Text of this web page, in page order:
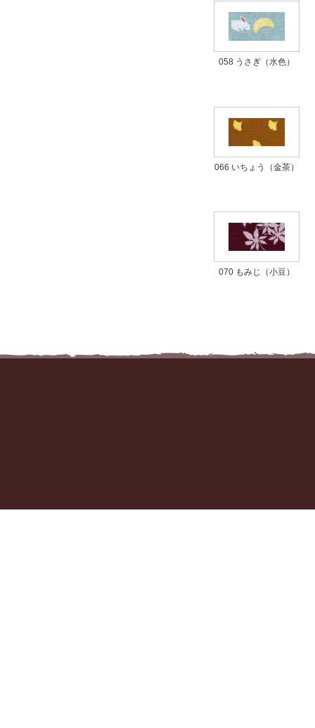
058 うさぎ（水色）
066 いちょう（金茶）
070 もみじ（小豆）